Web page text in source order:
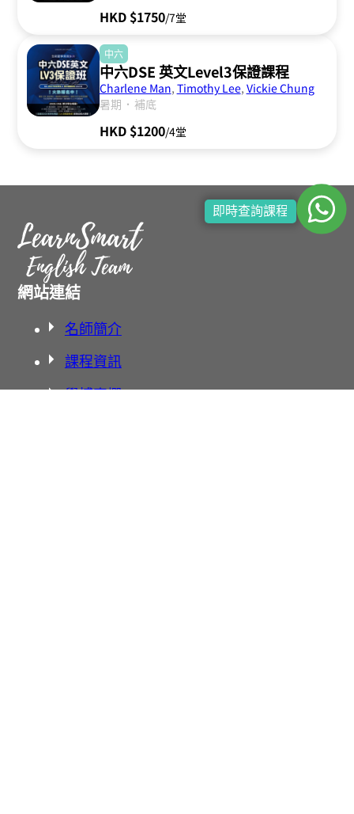
HKD $1750/7堂
中六
中六DSE 英文Level3保證課程
Charlene Man, Timothy Lee, Vickie Chung
暑期 ． 補底
HKD $1200/4堂
即時查詢課程
網站連結
名師簡介
課程資訊
學博專欄